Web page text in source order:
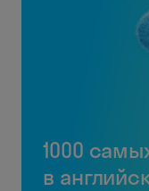
1000
в